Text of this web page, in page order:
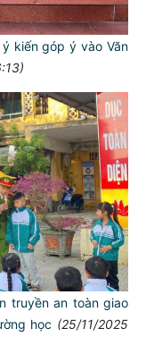
kiến góp ý vào Văn
truyền an toàn giao
học (25/11/2025